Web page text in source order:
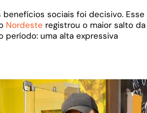
sociais foi decisivo. Esse
Nordeste registrou o maior salto da
período: uma alta expressiva